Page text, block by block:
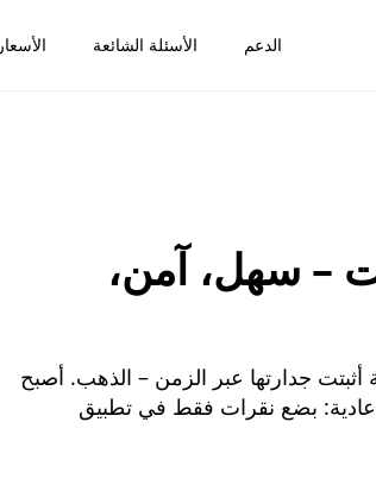
الأسعار الأسئلة الشائعة الدعم
– سهل، آمن،
أثبتت جدارتها عبر الزمن – الذهب. أصبح
عادية: بضع نقرات فقط في تطبيق